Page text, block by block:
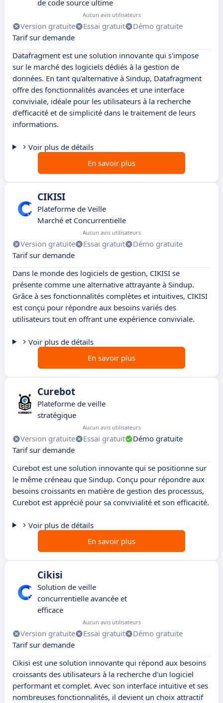
de code source ultime
Aucun avis utilisateurs
Version gratuite Essai gratuit
Démo gratuite
Tarif sur demande
Datafragment est une solution innovante qui s'impose
sur le marché des logiciels dédiés à la gestion de
données. En tant qu'alternative à Sindup, Datafragment
offre des fonctionnalités avancées et une interface
conviviale, idéale pour les utilisateurs à la recherche
d'efficacité et de simplicité dans le traitement de leurs
informations.
Voir plus de détails
En savoir plus
CIKISI
Plateforme de Veille
Marché et Concurrentielle
Aucun avis utilisateurs
Version gratuite Essai gratuit
Démo gratuite
Tarif sur demande
Dans le monde des logiciels de gestion, CIKISI se
présente comme une alternative attrayante à Sindup.
Grâce à ses fonctionnalités complètes et intuitives, CIKISI
est conçu pour répondre aux besoins variés des
utilisateurs tout en offrant une expérience conviviale.
Voir plus de détails
En savoir plus
Curebot
Plateforme de veille
stratégique
Aucun avis utilisateurs
Version gratuite Essai gratuit
Démo gratuite
Tarif sur demande
Curebot est une solution innovante qui se positionne sur
le même créneau que Sindup. Conçu pour répondre aux
besoins croissants en matière de gestion des processus,
Curebot est apprécié pour sa convivialité et son efficacité.
Voir plus de détails
En savoir plus
Cikisi
Solution de veille
concurrentielle avancée et
efficace
Aucun avis utilisateurs
Version gratuite Essai gratuit
Démo gratuite
Tarif sur demande
Cikisi est une solution innovante qui répond aux besoins
croissants des utilisateurs à la recherche d'un logiciel
performant et complet. Avec son interface intuitive et ses
nombreuses fonctionnalités, il devient un choix attractif